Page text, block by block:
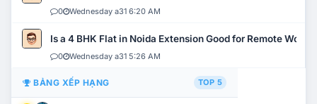
0 Wednesday a31 6:20 AM
Is a 4 BHK Flat in Noida Extension Good for Remote Work?
0 Wednesday a31 5:26 AM
BẢNG XẾP HẠNG TOP 5